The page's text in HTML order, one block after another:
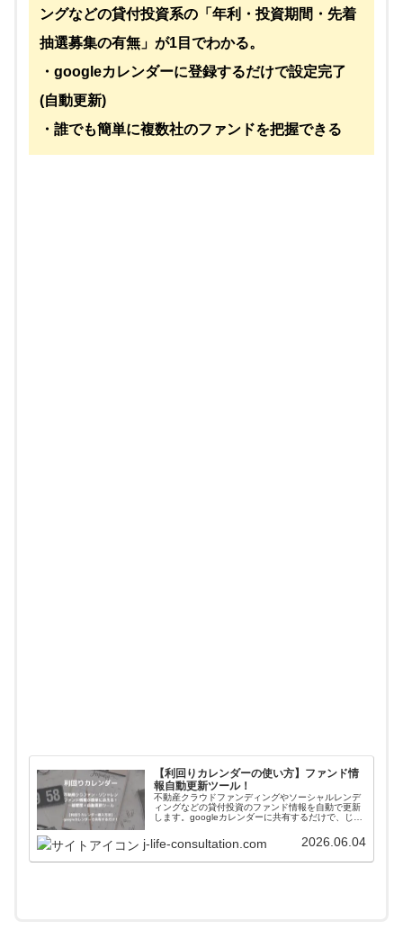
ングなどの貸付投資系の「年利・投資期間・先着
抽選募集の有無」が1目でわかる。
・googleカレンダーに登録するだけで設定完了
(自動更新)
・誰でも簡単に複数社のファンドを把握できる
【利回りカレンダーの使い方】ファンド情
報自動更新ツール！
不動産クラウドファンディングやソーシャルレンデ
ィングなどの貸付投資のファンド情報を自動で更新
します。googleカレンダーに共有するだけで、じぇ
自動更新されます。使い方や導入方法を解説してい
ます。
j-life-consultation.com 2026.06.04